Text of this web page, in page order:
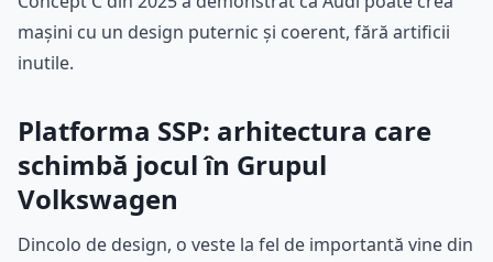
mașini cu un design puternic și coerent, fără artificii
inutile.
Platforma SSP: arhitectura care
schimbă jocul în Grupul
Volkswagen
Dincolo de design, o veste la fel de importantă vine din